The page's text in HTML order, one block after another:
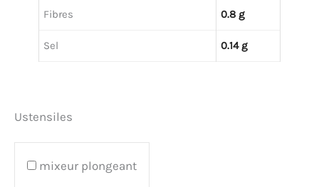
Fibres 0.8 g
Sel 0.14 g
Ustensiles
mixeur plongeant